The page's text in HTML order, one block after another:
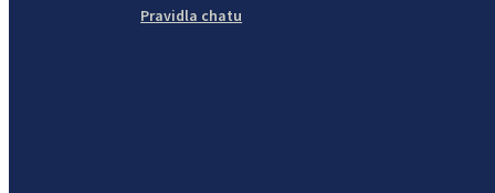
Pravidla chatu